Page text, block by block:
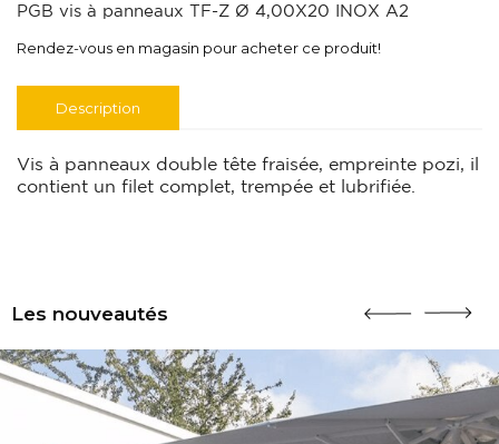
PGB vis à panneaux TF-Z Ø 4,00X20 INOX A2
Rendez-vous en magasin pour acheter ce produit!
Description
Vis à panneaux double tête fraisée, empreinte pozi, il
contient un filet complet, trempée et lubrifiée.
Les nouveautés